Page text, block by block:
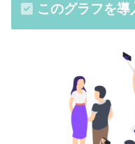
このグラフを